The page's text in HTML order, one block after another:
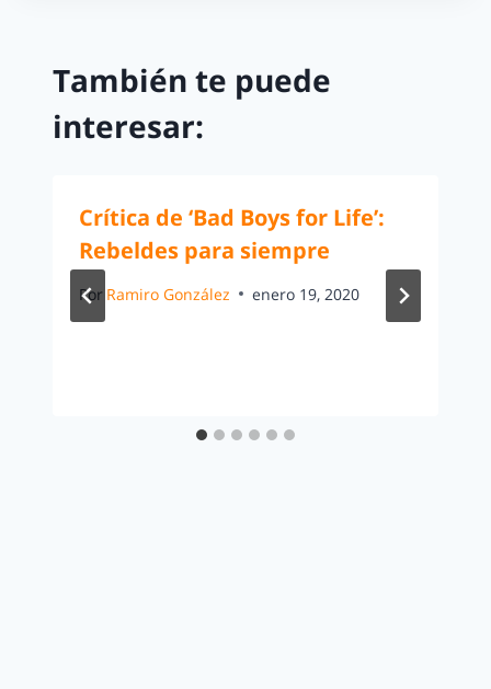
También te puede
interesar:
Crítica de ‘Bad Boys for Life’:
Rebeldes para siempre
Por Ramiro González enero 19, 2020